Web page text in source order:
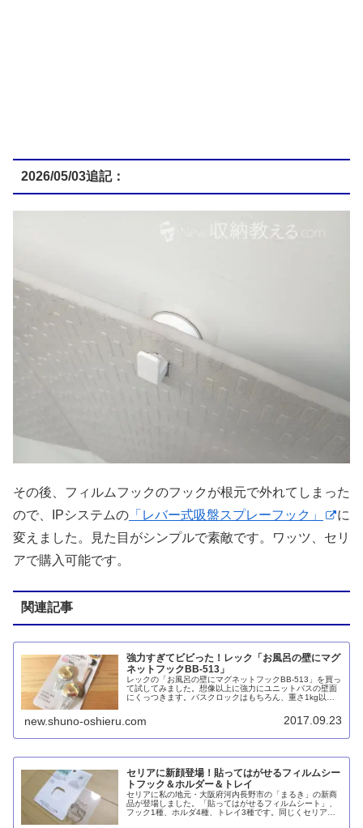
2026/05/03追記：
その後、フィルムフックのフックが根元で外れてしまった
ので、IPシステムの 「レバー式吸盤スプレーフック」
に
変えました。見た目がシンプルで素敵です。ワッツ、セリ
アで購入可能です。
関連記事
強力すぎてビビった！レック「お風呂の壁にマグ
ネットフックBB-513」
レックの「お風呂の壁にマグネットフックBB-513」を買っ
て試してみました。想像以上に強力にユニットバスの壁面
にくっつきます。バスクロックはもちろん、重さ1kg以上
new.shuno-oshieru.com 2017.09.23
セリアに新顔登場！貼ってはがせるフィルムシー
トフック＆ホルダー＆トレイ
セリアに私の地元・大阪府河内長野市の「まるき」の新商
品が登場しました。「貼ってはがせるフィルムシート」、
フック1種、ホルダ4種、トレイ3種です。同じくセリアで